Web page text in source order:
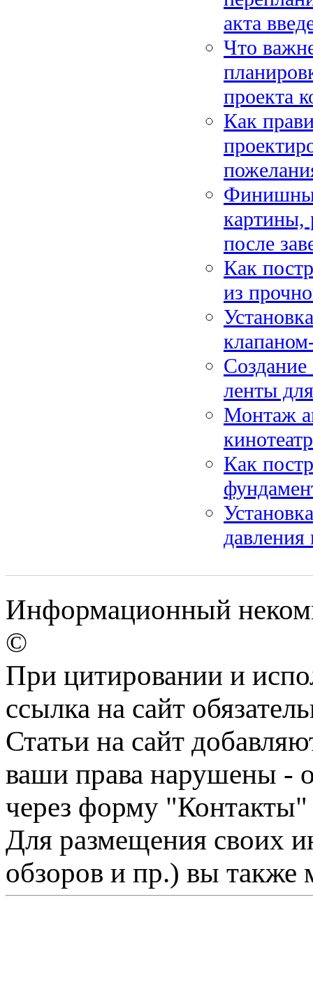
акта
Что
проекта
Как
картины,
после
Как
из
Создание
ленты
Монтаж
Как
давления
Информационный
©
При цитировании и
ссылка на сайт
Статьи на сайт
ваши права нарушены -
через форму "Контакты"
Для размещения своих
обзоров и пр.) вы также